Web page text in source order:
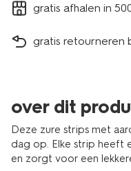
gratis afhalen in
gratis retourneren
over dit
Deze zure strips met
dag op. Elke strip heeft
en zorgt voor een